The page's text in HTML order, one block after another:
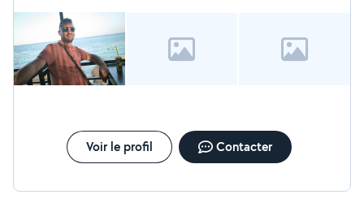
Voir le profil Contacter